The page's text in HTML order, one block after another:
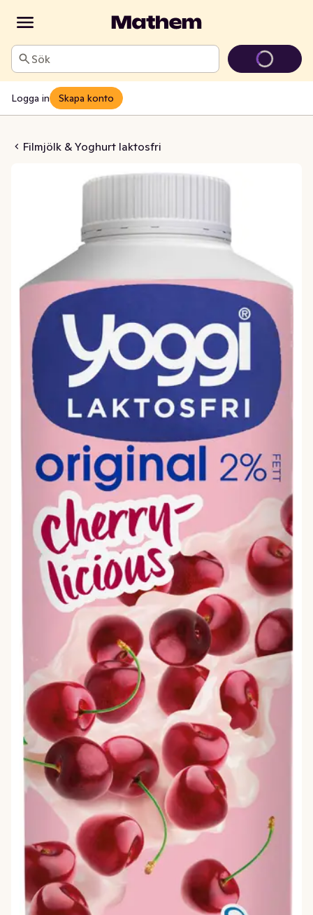
Sök
Logga in Skapa konto
Filmjölk & Yoghurt laktosfri
Laktosfri 2%